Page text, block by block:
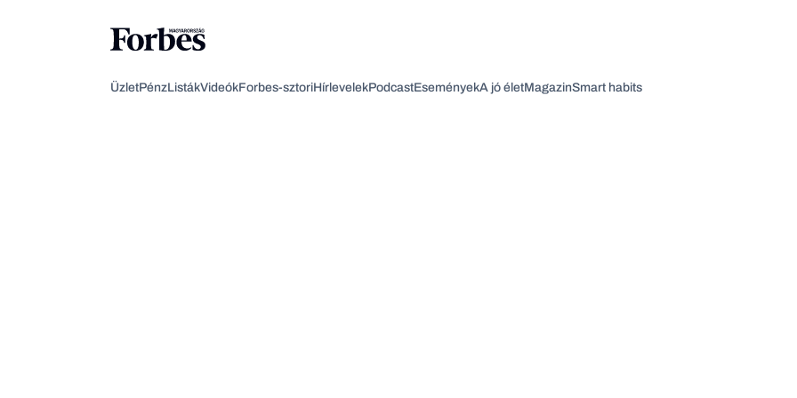
ÜzletPénzListákVideókForbes-sztoriHírlevelekPodcastEseményekA jó életMagazinSmart habits